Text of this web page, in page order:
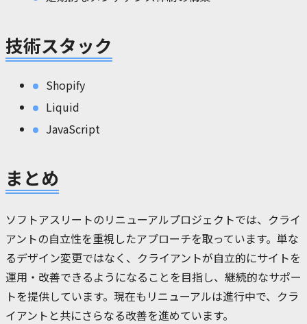
技術スタック
Shopify
Liquid
JavaScript
まとめ
ソフトアスリートのリニューアルプロジェクトでは、クライ
アントの自立性を重視したアプローチを取っています。単な
るデザイン変更ではなく、クライアントが自立的にサイトを
運用・改善できるようになることを目指し、継続的なサポー
トを提供しています。現在もリニューアルは進行中で、クラ
イアントと共にさらなる改善を進めています。